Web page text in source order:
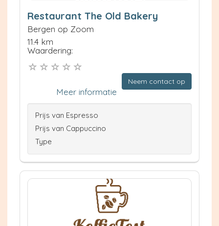
Restaurant The Old Bakery
Bergen op Zoom
11.4 km
Waardering:
Neem contact op
Meer informatie
Prijs van Espresso
Prijs van Cappuccino
Type